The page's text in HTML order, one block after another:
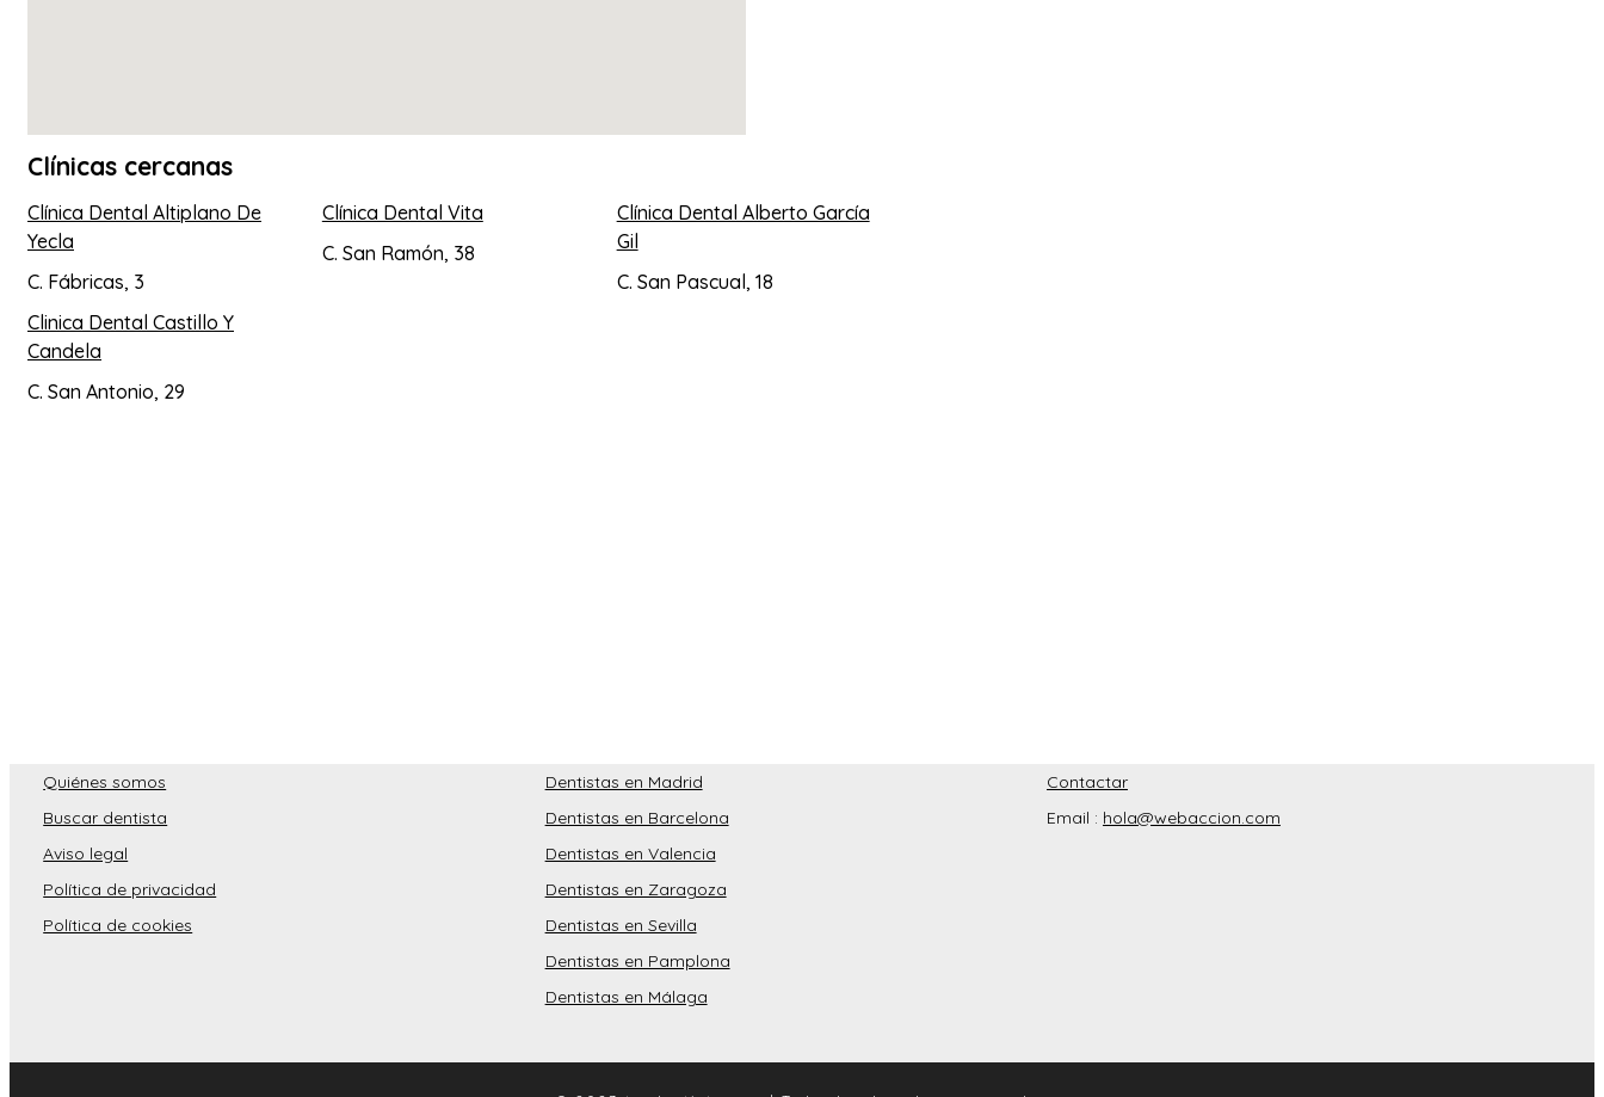
Clínicas cercanas
Clínica Dental Altiplano De
Yecla
C. Fábricas, 3
Clínica Dental Vita
C. San Ramón, 38
Clínica Dental Alberto García
Gil
C. San Pascual, 18
Clinica Dental Castillo Y
Candela
C. San Antonio, 29
Quiénes somos
Buscar dentista
Aviso legal
Política de privacidad
Política de cookies
Dentistas en Madrid
Dentistas en Barcelona
Dentistas en Valencia
Dentistas en Zaragoza
Dentistas en Sevilla
Dentistas en Pamplona
Dentistas en Málaga
Contactar
Email : hola@webaccion.com